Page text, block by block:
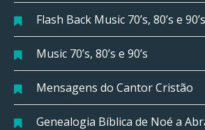
Flash Back Music 70’s, 80’s e
Music 70’s, 80’s e 90’s
Mensagens do Cantor Cristão
Genealogia Bíblica de Noé a